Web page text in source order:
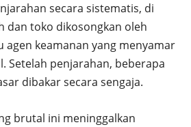
secara sistematis, di
dan toko dikosongkan oleh
agen keamanan yang menyamar
Setelah penjarahan, beberapa
dibakar secara sengaja.
brutal ini meninggalkan